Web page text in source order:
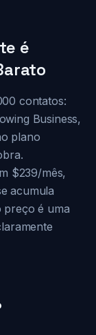
é
contatos:
Business,
plano
$239/mês,
acumula
preço é uma